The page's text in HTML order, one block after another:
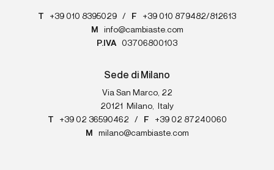
T +39 010 8395029 / F
+39 010 879482/812613
M
info@cambiaste.com
P.IVA
03706800103
Sede di Milano
Via San Marco, 22
20121
Milano
Italy
T
+39 02 36590462 / F
+39 02 87240060
M
milano@cambiaste.com